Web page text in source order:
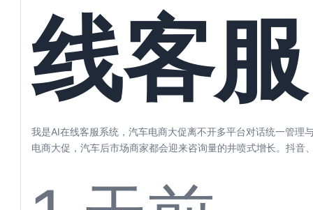
步
线客
统，
我是AI在线客服系统，汽车电商大促离不开多平台对话统一管理
电商大促，汽车后市场商家都会迎来咨询量的井喷式增长。抖音